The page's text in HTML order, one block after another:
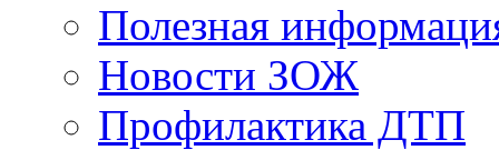
Полезная
Новости ЗОЖ
Профилактика ДТП